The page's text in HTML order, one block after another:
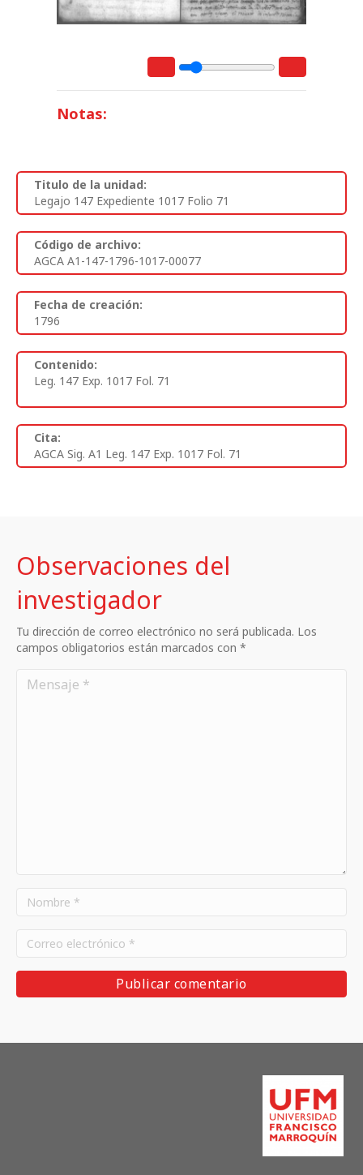
Notas:
Titulo de la unidad:
Legajo 147 Expediente 1017 Folio 71
Código de archivo:
AGCA A1-147-1796-1017-00077
Fecha de creación:
1796
Contenido:
Leg. 147 Exp. 1017 Fol. 71
Cita:
AGCA Sig. A1 Leg. 147 Exp. 1017 Fol. 71
Observaciones del
investigador
Tu dirección de correo electrónico no será publicada. Los
campos obligatorios están marcados con *